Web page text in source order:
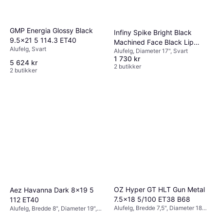
GMP Energia Glossy Black
9.5x21 5 114.3 ET40
Alufelg, Svart
5 624 kr
2 butikker
Infiny Spike Bright Black
Machined Face Black Lip
7.5/17 4/108 ET42 B73.1
Alufelg, Diameter 17", Svart
1 730 kr
2 butikker
Aez Havanna Dark 8x19 5
112 ET40
Alufelg, Bredde 8", Diameter 19",
OZ Hyper GT HLT Gun Metal
7.5x18 5/100 ET38 B68
Alufelg, Bredde 7,5", Diameter 18",